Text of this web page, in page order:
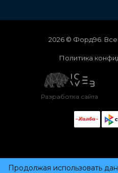
2026 © Форд96.
Политика
Разработка сайта
Продолжая использовать